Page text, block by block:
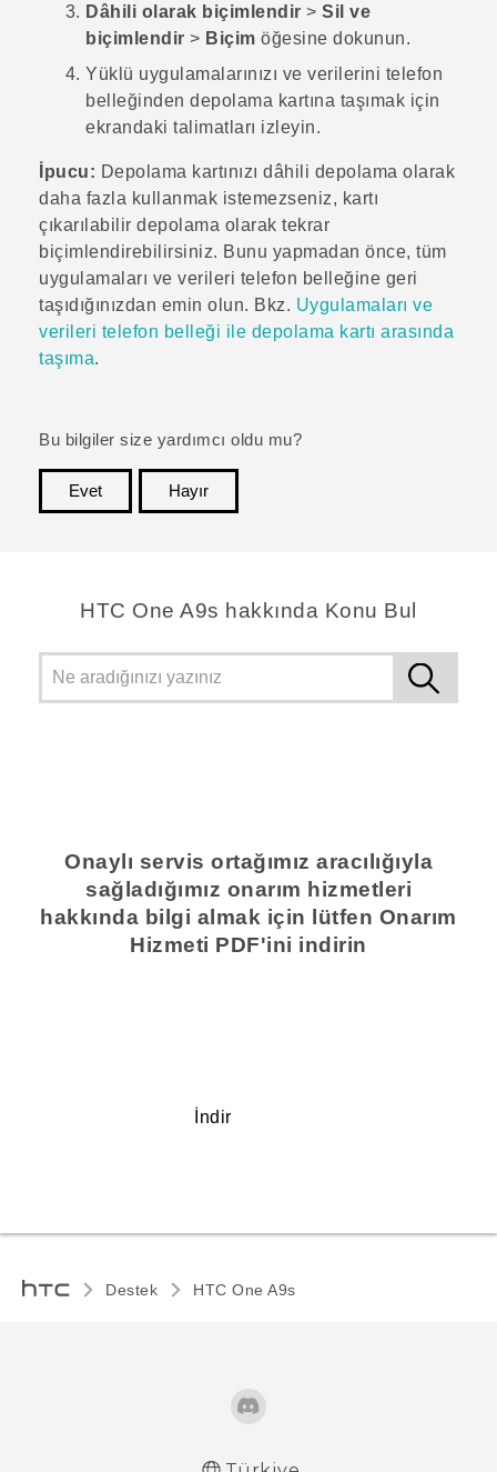
Dâhili olarak biçimlendir > Sil ve
biçimlendir > Biçim öğesine dokunun.
Yüklü uygulamalarınızı ve verilerini telefon
belleğinden depolama kartına taşımak için
ekrandaki talimatları izleyin.
İpucu: Depolama kartınızı dâhili depolama olarak
daha fazla kullanmak istemezseniz, kartı
çıkarılabilir depolama olarak tekrar
biçimlendirebilirsiniz. Bunu yapmadan önce, tüm
uygulamaları ve verileri telefon belleğine geri
taşıdığınızdan emin olun. Bkz. Uygulamaları ve
verileri telefon belleği ile depolama kartı arasında
taşıma.
Bu bilgiler size yardımcı oldu mu?
Evet
Hayır
HTC One A9s hakkında Konu Bul
Onaylı servis ortağımız aracılığıyla
sağladığımız onarım hizmetleri
hakkında bilgi almak için lütfen Onarım
Hizmeti PDF'ini indirin
İndir
Destek HTC One A9s‎